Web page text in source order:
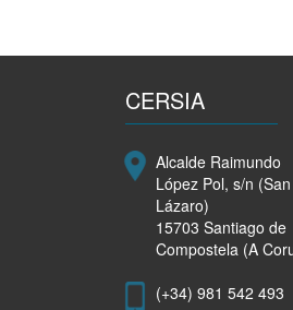
do
Erasmus
Emprendedores
CERSIA
Alcalde Raimundo
López Pol, s/n (San
Lázaro)
15703 Santiago de
Compostela (A
(+34) 981 542 493